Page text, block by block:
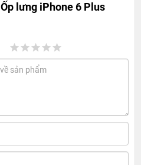
Ốp lưng iPhone 6 Plus